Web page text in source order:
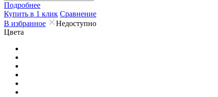
Подробнее
Купить в 1 клик Сравнение
В избранное
Недоступно
Цвета